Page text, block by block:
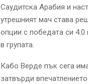
Саудитска Арабия и
утрешният мач става
опции с победата си
в групата.
Кабо Верде пък сега
затвърди